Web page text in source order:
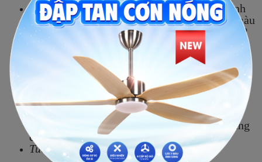
Chất liệu: Thân nhôm liền viền màu, sơn tĩnh
điện tản nhiệt nhanh tăng tuổi thọ cho đèn, màu
sắc trang trí vát mép nổi bật về ngoại quan SP
Chao đèn
: được làm bằng nhựa acrylic màu
trắng đục giúp giảm độ chói
cách ly giúp dùng được ở điện áp thấp
110V, ổn định điện áp và dòng điện đầu ra tăng
tuổi thọ cho đèn, driver rời dễ thay thế lắp đặt
Nguồn sáng: Chip LED Hàn Quốc tiết kiệm
điện, chỉ số hoàn màu cao CRI > 80 cho hình
ảnh chiếu sáng chân thực, chất lượng ánh sáng
cao bảo vệ mắt cho người sử dụng
Tuổi thọ chip LED:lên đến 30.000 giờ